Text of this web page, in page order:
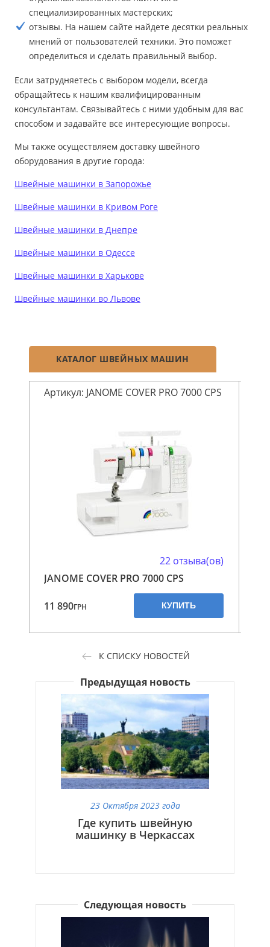
специализированных мастерских;
отзывы. На нашем сайте найдете десятки реальных
мнений от пользователей техники. Это поможет
определиться и сделать правильный выбор.
Если затрудняетесь с выбором модели, всегда
обращайтесь к нашим квалифицированным
консультантам. Связывайтесь с ними удобным для вас
способом и задавайте все интересующие вопросы.
Мы также осуществляем доставку швейного
оборудования в другие города:
Швейные машинки в Запорожье
Швейные машинки в Кривом Роге
Швейные машинки в Днепре
Швейные машинки в Одессе
Швейные машинки в Харькове
Швейные машинки во Львове
КАТАЛОГ ШВЕЙНЫХ МАШИН
Артикул: JANOME COVER PRO 7000 CPS
22 отзыва(ов)
JANOME COVER PRO 7000 CPS
11 890ГРН КУПИТЬ
К СПИСКУ НОВОСТЕЙ
Предыдущая новость
23 Октября 2023 года
Где купить швейную
машинку в Черкассах
Следующая новость